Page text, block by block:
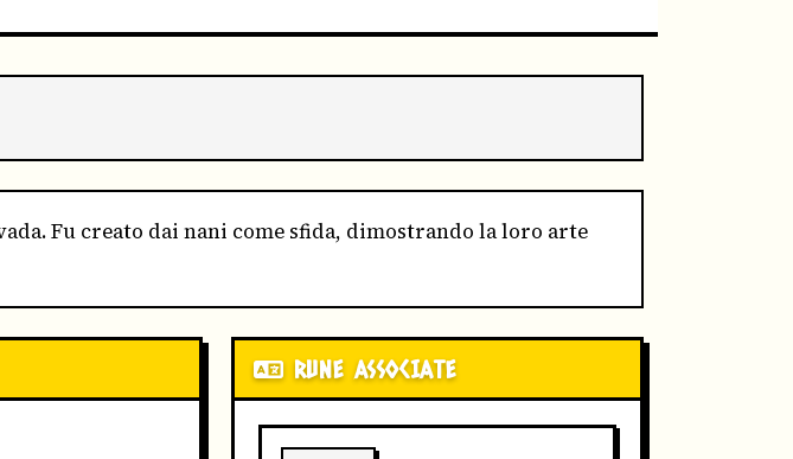
Fu creato dai nani come sfida, dimostrando la loro arte
RUNE ASSOCIATE